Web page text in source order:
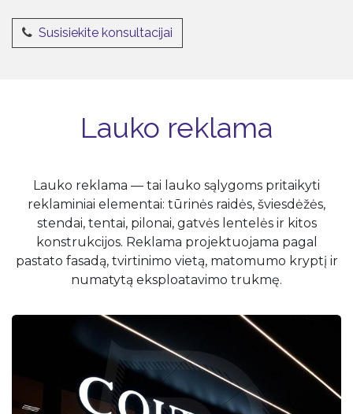
Susisiekite konsultacijai
Lauko reklama
Lauko reklama — tai lauko sąlygoms pritaikyti
reklaminiai elementai: tūrinės raidės, šviesdėžės,
stendai, tentai, pilonai, gatvės lentelės ir kitos
konstrukcijos. Reklama projektuojama pagal
pastato fasadą, tvirtinimo vietą, matomumo kryptį ir
numatytą eksploatavimo trukmę.